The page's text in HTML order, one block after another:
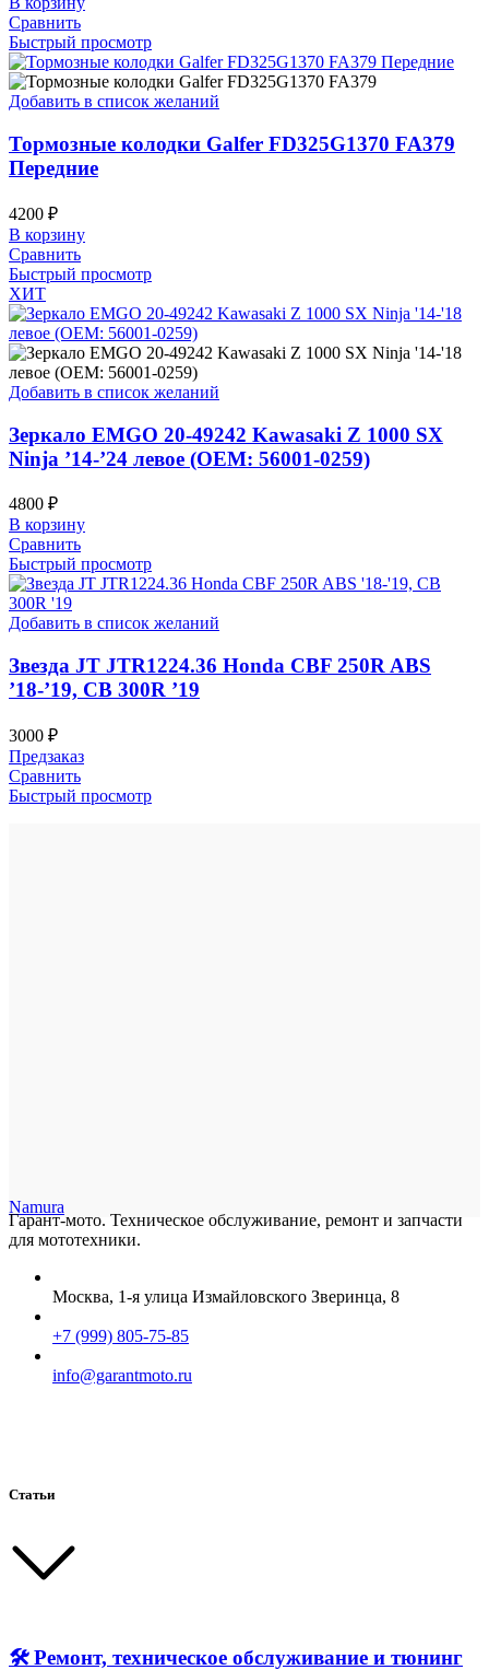
Сравнить
Быстрый просмотр
Добавить в список желаний
Тормозные колодки Galfer FD325G1370 FA379
Передние
4200 ₽
В корзину
Сравнить
Быстрый просмотр
ХИТ
Добавить в список желаний
Зеркало EMGO 20-49242 Kawasaki Z 1000 SX
Ninja ’14-’24 левое (OEM: 56001-0259)
4800 ₽
В корзину
Сравнить
Быстрый просмотр
Добавить в список желаний
Звезда JT JTR1224.36 Honda CBF 250R ABS
’18-’19, CB 300R ’19
3000 ₽
Предзаказ
Сравнить
Быстрый просмотр
Namura
Гарант-мото. Техническое обслуживание, ремонт и запчасти
для мототехники.
Москва, 1-я улица Измайловского Зверинца, 8
+7 (999) 805-75-85
info@garantmoto.ru
Статьи
🛠 Ремонт, техническое обслуживание и тюнинг